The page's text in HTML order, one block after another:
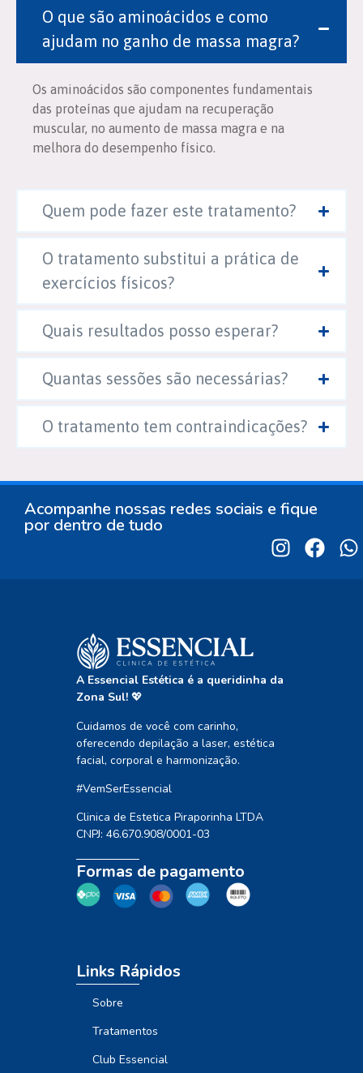
O que são aminoácidos e como
ajudam no ganho de massa magra?
Os aminoácidos são componentes fundamentais
das proteínas que ajudam na recuperação
muscular, no aumento de massa magra e na
melhora do desempenho físico.
Quem pode fazer este tratamento?
O tratamento substitui a prática de
exercícios físicos?
Quais resultados posso esperar?
Quantas sessões são necessárias?
O tratamento tem contraindicações?
Acompanhe nossas redes sociais e fique
por dentro de tudo
A Essencial Estética é a queridinha da
Zona Sul! 💖
Cuidamos de você com carinho,
oferecendo depilação a laser, estética
facial, corporal e harmonização.
#VemSerEssencial
Clinica de Estetica Piraporinha LTDA
CNPJ: 46.670.908/0001-03
Formas de pagamento
Links Rápidos
Sobre
Tratamentos
Club Essencial